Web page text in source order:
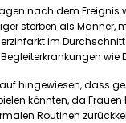
nach dem Ereignis
sterben als Männer,
im
wie
hingewiesen, dass
könnten, da
Routinen